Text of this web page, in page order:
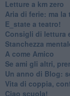
​Letture a km zero
​Aria di ferie: ma la
​E_state a teatro!
​Consigli di lettura
​Stanchezza
​A come Amico
​Se ami gli altri,
​Un anno di Blog:
​Vita di coppia,
​Ciao scuola!